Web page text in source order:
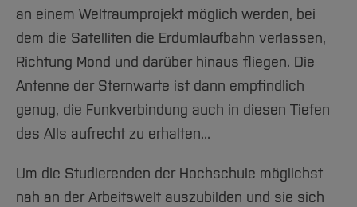
an einem Weltraumprojekt möglich werden, bei
dem die Satelliten die Erdumlaufbahn verlassen,
Richtung Mond und darüber hinaus fliegen. Die
Antenne der Sternwarte ist dann empfindlich
genug, die Funkverbindung auch in diesen Tiefen
des Alls aufrecht zu erhalten...
Um die Studierenden der Hochschule möglichst
nah an der Arbeitswelt auszubilden und sie sich